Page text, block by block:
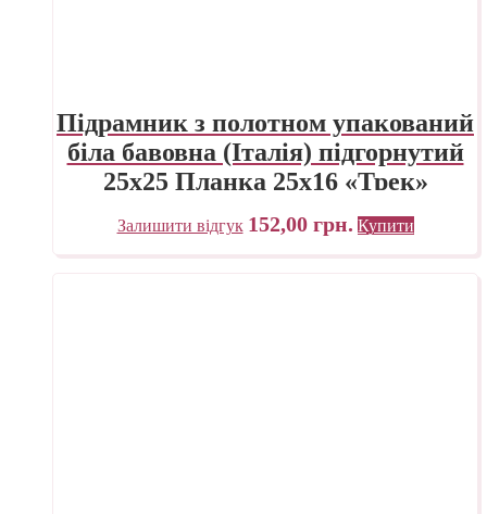
Підрамник з полотном упакований
біла бавовна (Італія) підгорнутий
25х25 Планка 25х16 «Трек»
Україна
Залишити відгук 152,00 грн. Купити